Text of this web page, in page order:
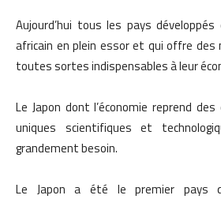
Aujourd’hui tous les pays
africain en plein essor et qui offre des
toutes sortes indispensables à leur
Le Japon dont l’économie reprend
uniques scientifiques et
grandement besoin.
Le Japon a été le premier pays